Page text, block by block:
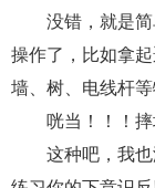
没错，就是简
操作了，比如拿
墙、树、电线杆等
咣当！！！摔
这种吧，我也